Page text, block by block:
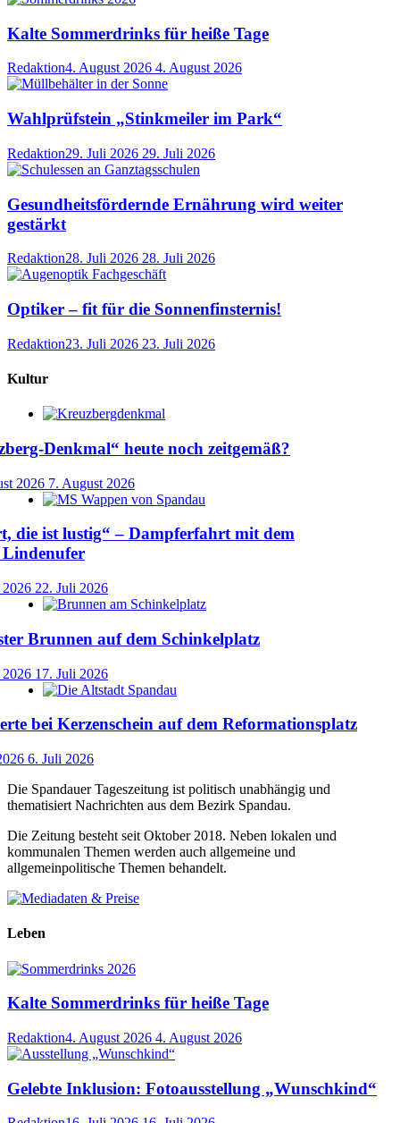
Kalte Sommerdrinks für heiße Tage
Redaktion4. August 2026 4. August 2026
Wahlprüfstein „Stinkmeiler im Park“
Redaktion29. Juli 2026 29. Juli 2026
Gesundheitsfördernde Ernährung wird weiter
gestärkt
Redaktion28. Juli 2026 28. Juli 2026
Optiker – fit für die Sonnenfinsternis!
Redaktion23. Juli 2026 23. Juli 2026
Kultur
Denkmal“ heute noch zeitgemäß?
2026 7. August 2026
die ist lustig“ – Dampferfahrt mit dem
22. Juli 2026
Brunnen auf dem Schinkelplatz
17. Juli 2026
bei Kerzenschein auf dem Reformationsplatz
6. Juli 2026
Die Spandauer Tageszeitung ist politisch unabhängig und
thematisiert Nachrichten aus dem Bezirk Spandau.
Die Zeitung besteht seit Oktober 2018. Neben lokalen und
kommunalen Themen werden auch allgemeine und
allgemeinpolitische Themen behandelt.
Leben
Kalte Sommerdrinks für heiße Tage
Redaktion4. August 2026 4. August 2026
Gelebte Inklusion: Fotoausstellung „Wunschkind“